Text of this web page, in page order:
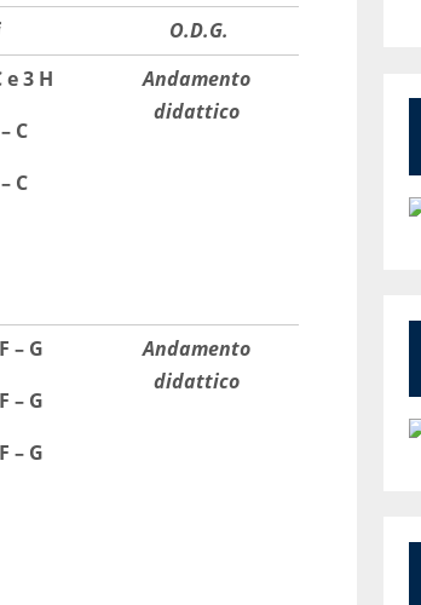
O.D.G.
e 3 H
C
C
Andamento
didattico
– G
– G
– G
Andamento
didattico